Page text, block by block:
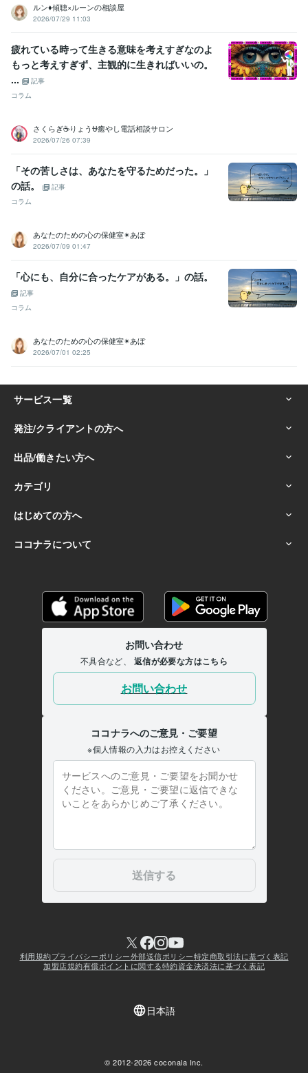
セックスレス
不倫 電話相談
占い オラクルカードリーディング
心理学 恋愛 男性心理 夫婦関係 セックスレス 不倫
電話相談
占い
オラクルカード リーディング
学歴
三重大学
ルン♦傾聴×ルーンの相談屋
2026/07/29 11:03
疲れている時って生きる意味を考えすぎなのよ
もっと考えすぎず、主観的に生きればいいの。
...
記事
コラム
さくらぎ☕りょう⛎癒やし電話相談サロン
2026/07/26 07:39
「その苦しさは、あなたを守るためだった。」
の話。
記事
コラム
あなたのための心の保健室✴あぼ
2026/07/09 01:47
「心にも、自分に合ったケアがある。」の話。
記事
コラム
あなたのための心の保健室✴あぼ
2026/07/01 02:25